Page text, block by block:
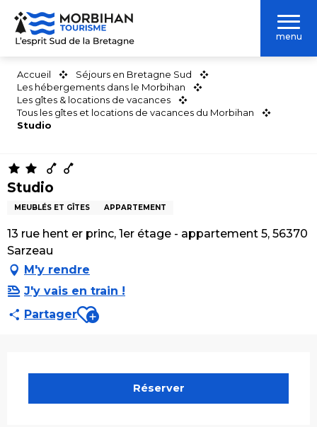
Aller
contenu
menu
Accueil
Séjours en Bretagne Sud
Les hébergements dans le Morbihan
Les gîtes & locations de vacances
Tous les gîtes et locations de vacances du Morbihan
Studio
Studio
MEUBLÉS ET GÎTES APPARTEMENT
13 rue hent er princ, 1er étage - appartement 5, 56370
Sarzeau
M'y rendre
J'y vais en train !
PartagerAjouter aux favoris
Réserver